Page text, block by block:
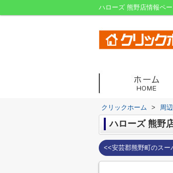
ハローズ 熊野店情報ペ
クリックホーム > 周
ハローズ 熊野
<<安芸郡熊野町のスー